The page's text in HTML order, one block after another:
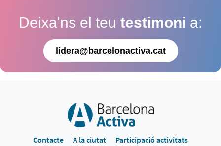
Deixa'ns el teu testimoni a:
lidera@barcelonactiva.cat
Contacte A la ciutat
Participació activitats